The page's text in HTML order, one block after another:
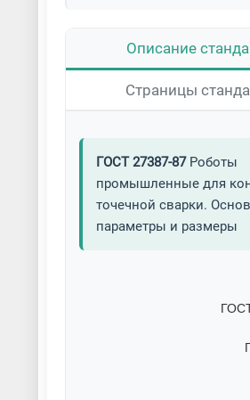
Описание
Страницы
ГОСТ 27387-87Роботы
промышленные для
точечной сварки.
параметры и размеры